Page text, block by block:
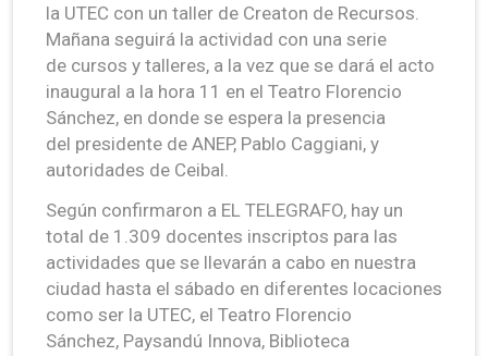
la UTEC con un taller de Creaton de Recursos.
Mañana seguirá la actividad con una serie
de cursos y talleres, a la vez que se dará el acto
inaugural a la hora 11 en el Teatro Florencio
Sánchez, en donde se espera la presencia
del presidente de ANEP, Pablo Caggiani, y
autoridades de Ceibal.
Según confirmaron a EL TELEGRAFO, hay un
total de 1.309 docentes inscriptos para las
actividades que se llevarán a cabo en nuestra
ciudad hasta el sábado en diferentes locaciones
como ser la UTEC, el Teatro Florencio
Sánchez, Paysandú Innova, Biblioteca